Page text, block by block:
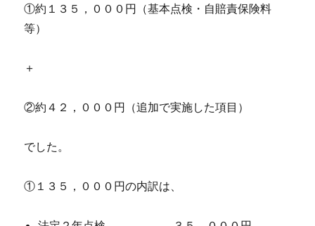
①約１３５，０００円（基本点検・自賠責保険料
等）
＋
②約４２，０００円（追加で実施した項目）
でした。
①１３５，０００円の内訳は、